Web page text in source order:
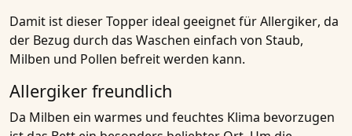
Damit ist dieserTopper ideal geeignet für Allergiker, da
der Bezug durch das Waschen einfach von Staub,
Milben und Pollen befreit werden kann.
Allergiker freundlich
Da Milben ein warmes und feuchtes Klima bevorzugen